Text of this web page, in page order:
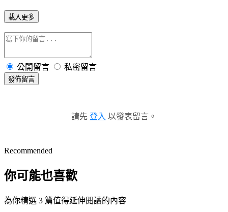
載入更多
公開留言 私密留言
發佈留言
請先 登入 以發表留言。
Recommended
你可能也喜歡
為你精選 3 篇值得延伸閱讀的內容